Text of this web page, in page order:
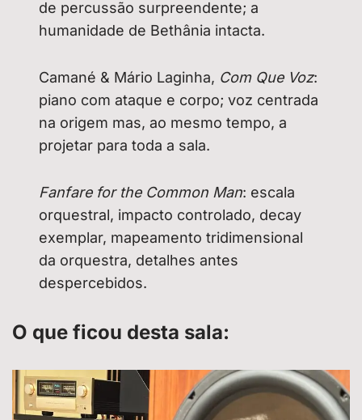
de percussão surpreendente; a
humanidade de Bethânia intacta.
Camané & Mário Laginha, Com Que Voz:
piano com ataque e corpo; voz centrada
na origem mas, ao mesmo tempo, a
projetar para toda a sala.
Fanfare for the Common Man: escala
orquestral, impacto controlado, decay
exemplar, mapeamento tridimensional
da orquestra, detalhes antes
despercebidos.
O que ficou desta sala: